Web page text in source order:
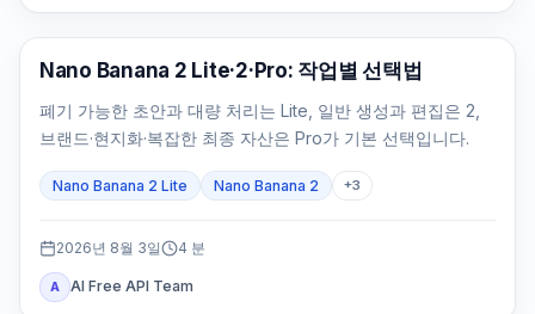
AI 이미지 모델
Nano Banana 2 Lite·2·Pro: 작업별 선택법
폐기 가능한 초안과 대량 처리는 Lite, 일반 생성과 편집은 2,
브랜드·현지화·복잡한 최종 자산은 Pro가 기본 선택입니다.
Nano Banana 2 Lite Nano Banana 2 +3
2026년 8월 3일 4 분
A AI Free API Team